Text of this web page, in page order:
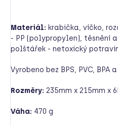
Materiál: krabička, víčko,
- PP (polypropylen), těsnění
polštářek - netoxický
Vyrobeno bez BPS, PVC,
Rozměry: 235mm x 215mm x
Váha: 470 g